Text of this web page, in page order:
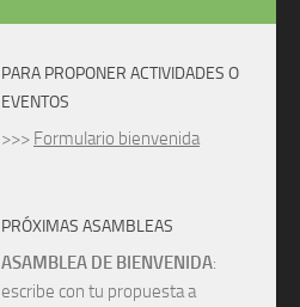
PARA PROPONER ACTIVIDADES O
EVENTOS
>>> Formulario bienvenida
PRÓXIMAS ASAMBLEAS
ASAMBLEA DE BIENVENIDA:
escribe con tu propuesta a